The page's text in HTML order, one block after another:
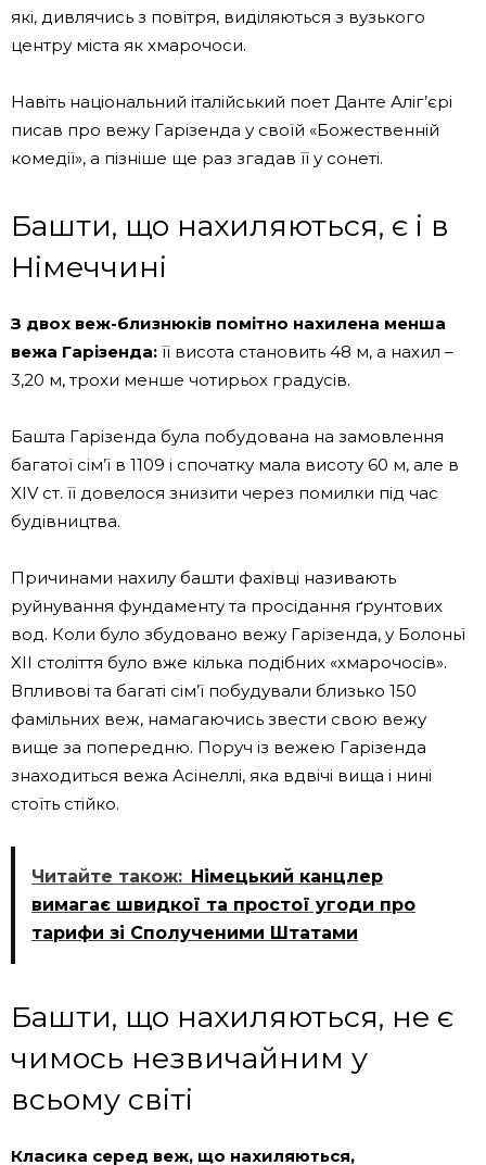
які, дивлячись з повітря, виділяються з вузького
центру міста як хмарочоси.
Навіть національний італійський поет Данте Аліг’єрі
писав про вежу Гарізенда у своїй «Божественній
комедії», а пізніше ще раз згадав її у сонеті.
Башти, що нахиляються, є і в
Німеччині
З двох веж-близнюків помітно нахилена менша
вежа Гарізенда: її висота становить 48 м, а нахил –
3,20 м, трохи менше чотирьох градусів.
Башта Гарізенда була побудована на замовлення
багатої сім’ї в 1109 і спочатку мала висоту 60 м, але в
XIV ст. її довелося знизити через помилки під час
будівництва.
Причинами нахилу башти фахівці називають
руйнування фундаменту та просідання ґрунтових
вод. Коли було збудовано вежу Гарізенда, у Болоньї
XII століття було вже кілька подібних «хмарочосів».
Впливові та багаті сім’ї побудували близько 150
фамільних веж, намагаючись звести свою вежу
вище за попередню. Поруч із вежею Гарізенда
знаходиться вежа Асінеллі, яка вдвічі вища і нині
стоїть стійко.
Читайте також: Німецький канцлер
вимагає швидкої та простої угоди про
тарифи зі Сполученими Штатами
Башти, що нахиляються, не є
чимось незвичайним у
всьому світі
Класика серед веж, що нахиляються,